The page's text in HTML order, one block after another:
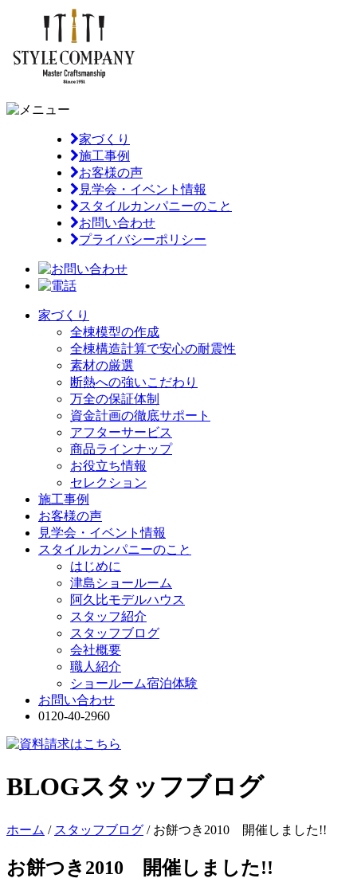
家づくり
施工事例
お客様の声
見学会・イベント情報
スタイルカンパニーのこと
お問い合わせ
プライバシーポリシー
家づくり
全棟模型の作成
全棟構造計算で安心の耐震性
素材の厳選
断熱への強いこだわり
万全の保証体制
資金計画の徹底サポート
アフターサービス
商品ラインナップ
お役立ち情報
セレクション
施工事例
お客様の声
見学会・イベント情報
スタイルカンパニーのこと
はじめに
津島ショールーム
阿久比モデルハウス
スタッフ紹介
スタッフブログ
会社概要
職人紹介
ショールーム宿泊体験
お問い合わせ
0120-40-2960
BLOGスタッフブログ
ホーム / スタッフブログ / お餅つき2010 開催しました!!
お餅つき2010 開催しました!!